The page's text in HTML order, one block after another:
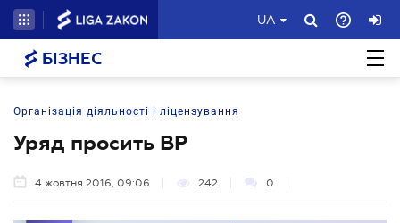
UA
БІЗНЕС
Організація діяльності і ліцензування
Уряд просить ВР
4 жовтня 2016, 09:06 242 0